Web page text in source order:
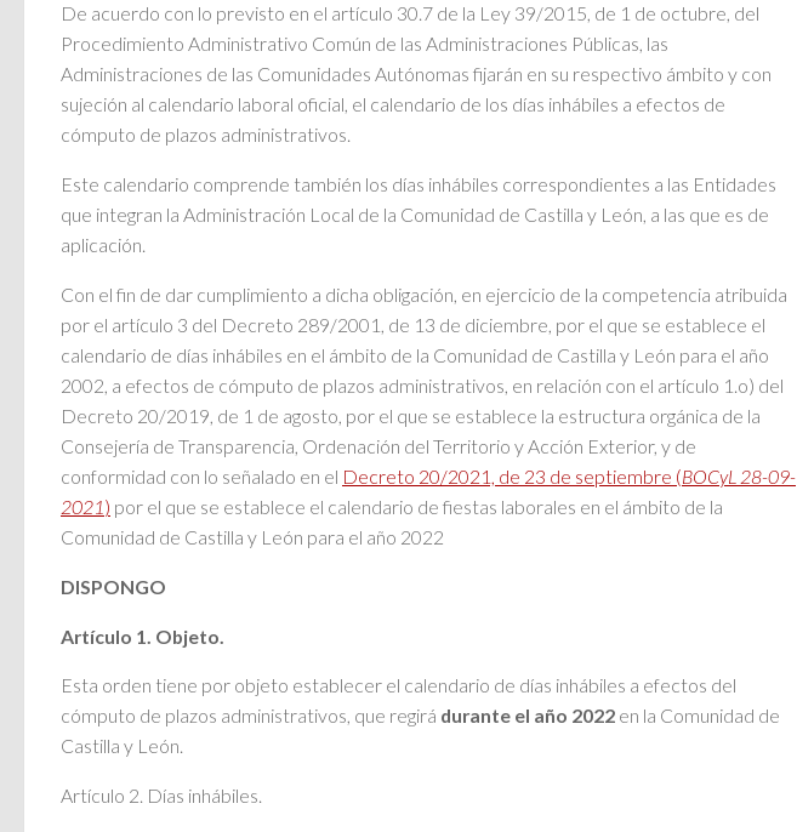
De acuerdo con lo previsto en el artículo 30.7 de la Ley 39/2015, de 1 de octubre, del
Procedimiento Administrativo Común de las Administraciones Públicas, las
Administraciones de las Comunidades Autónomas fijarán en su respectivo ámbito y con
sujeción al calendario laboral oficial, el calendario de los días inhábiles a efectos de
cómputo de plazos administrativos.
Este calendario comprende también los días inhábiles correspondientes a las Entidades
que integran la Administración Local de la Comunidad de Castilla y León, a las que es de
aplicación.
Con el fin de dar cumplimiento a dicha obligación, en ejercicio de la competencia atribuida
por el artículo 3 del Decreto 289/2001, de 13 de diciembre, por el que se establece el
calendario de días inhábiles en el ámbito de la Comunidad de Castilla y León para el año
2002, a efectos de cómputo de plazos administrativos, en relación con el artículo 1.o) del
Decreto 20/2019, de 1 de agosto, por el que se establece la estructura orgánica de la
Consejería de Transparencia, Ordenación del Territorio y Acción Exterior, y de
conformidad con lo señalado en el Decreto 20/2021, de 23 de septiembre (BOCyL 28-09-
2021) por el que se establece el calendario de fiestas laborales en el ámbito de la
Comunidad de Castilla y León para el año 2022
DISPONGO
Artículo 1. Objeto.
Esta orden tiene por objeto establecer el calendario de días inhábiles a efectos del
cómputo de plazos administrativos, que regirá durante el año 2022 en la Comunidad de
Castilla y León.
Artículo 2. Días inhábiles.